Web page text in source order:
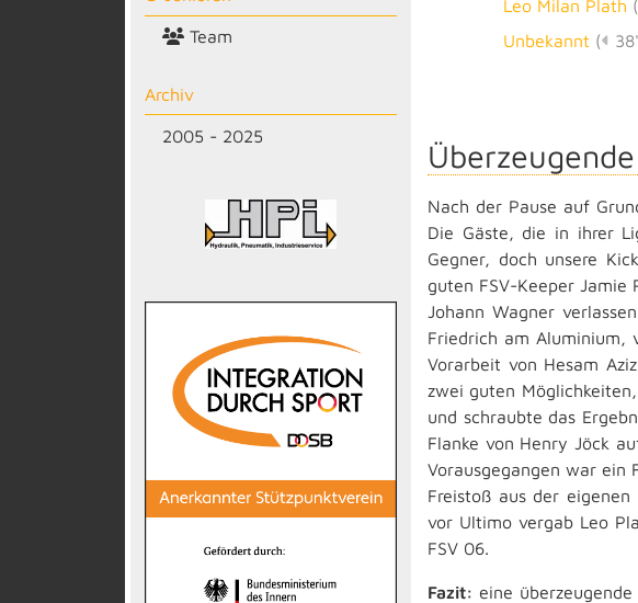
Team
Archiv
2005 - 2025
Leo Milan Plath (
Unbekannt (
Nach der Pause auf
Die Gäste, die in ihrer
Gegner, doch unsere
guten FSV-Keeper
Johann Wagner
Friedrich am Aluminium,
Vorarbeit von Hesam
zwei guten
und schraubte das
Flanke von Henry Jöck
Vorausgegangen war ein
Freistoß aus der
vor Ultimo vergab Leo
FSV 06.
Fazit: eine